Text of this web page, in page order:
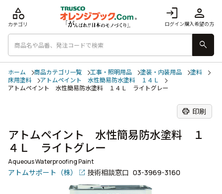
login
ログイン
person
購入希望の方
category
カテゴリ
search
ホーム 商品カテゴリ一覧 工事・照明用品 塗装・内装用品
塗料
床用塗料
アトムペイント 水性簡易防水塗料 １４Ｌ
アトムペイント 水性簡易防水塗料 １４Ｌ ライトグレー
print 印刷
アトムペイント 水性簡易防水塗料 １
４Ｌ ライトグレー
Aqueous Waterproofing Paint
アトムサポート（株） 技術相談窓口 03-3969-3160